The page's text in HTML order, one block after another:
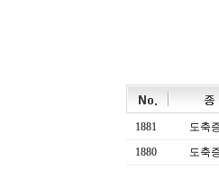
1881 도축
1880
도축